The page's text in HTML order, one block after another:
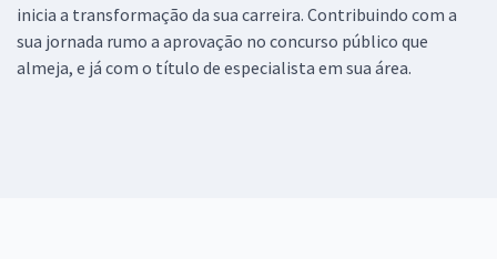
inicia a transformação da sua carreira. Contribuindo com a
sua jornada rumo a aprovação no concurso público que
almeja, e já com o título de especialista em sua área.